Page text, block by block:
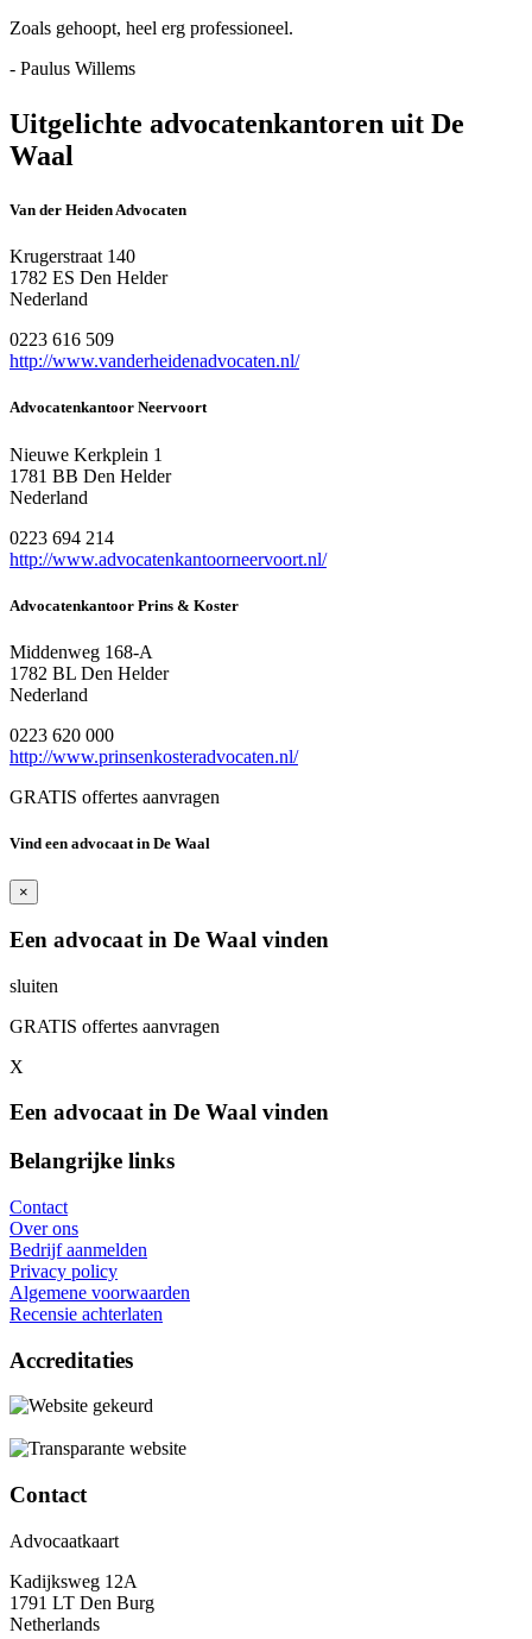
Zoals gehoopt, heel erg professioneel.
- Paulus Willems
Uitgelichte advocatenkantoren uit De
Waal
Van der Heiden Advocaten
Krugerstraat 140
1782 ES Den Helder
Nederland
0223 616 509
http://www.vanderheidenadvocaten.nl/
Advocatenkantoor Neervoort
Nieuwe Kerkplein 1
1781 BB Den Helder
Nederland
0223 694 214
http://www.advocatenkantoorneervoort.nl/
Advocatenkantoor Prins & Koster
Middenweg 168-A
1782 BL Den Helder
Nederland
0223 620 000
http://www.prinsenkosteradvocaten.nl/
GRATIS offertes aanvragen
Vind een advocaat in De Waal
×
Een advocaat in De Waal vinden
sluiten
GRATIS offertes aanvragen
X
Een advocaat in De Waal vinden
Belangrijke links
Contact
Over ons
Bedrijf aanmelden
Privacy policy
Algemene voorwaarden
Recensie achterlaten
Accreditaties
Contact
Advocaatkaart
Kadijksweg 12A
1791 LT Den Burg
Netherlands